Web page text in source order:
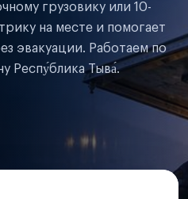
грузовику или 10-
на месте и помогает
эвакуации. Работаем по
Респу́блика Тыва́.